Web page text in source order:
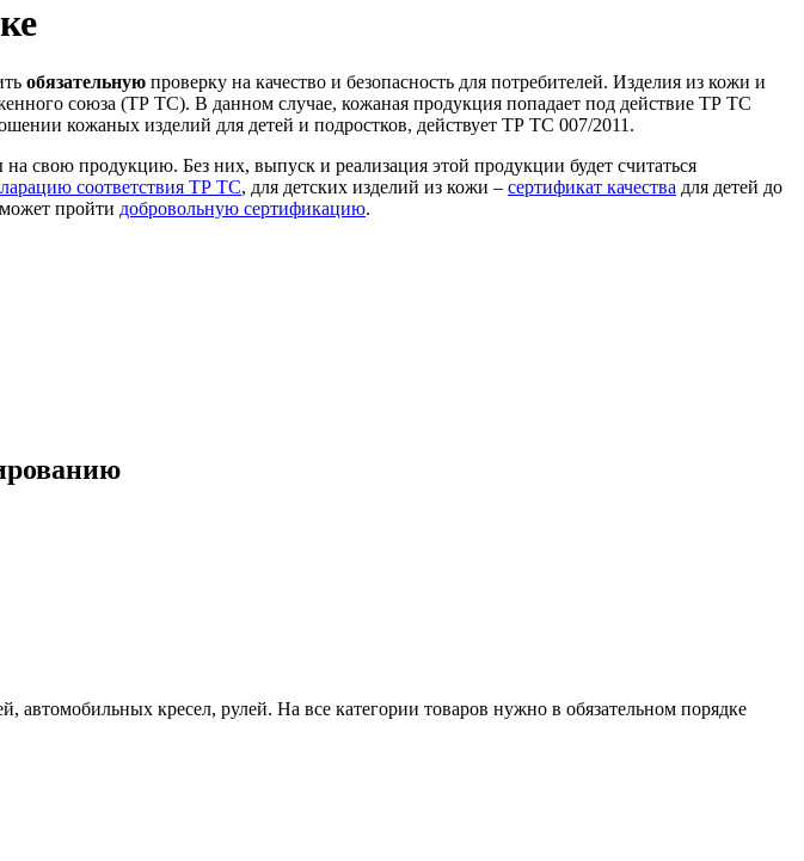
обязательную проверку на качество и безопасность для потребителей. Изделия из кожи и
союза (ТР ТС). В данном случае, кожаная продукция попадает под действие ТР ТС
кожаных изделий для детей и подростков, действует ТР ТС 007/2011.
свою продукцию. Без них, выпуск и реализация этой продукции будет считаться
соответствия ТР ТС, для детских изделий из кожи – сертификат качества для детей до
пройти добровольную сертификацию.
кресел, рулей. На все категории товаров нужно в обязательном порядке